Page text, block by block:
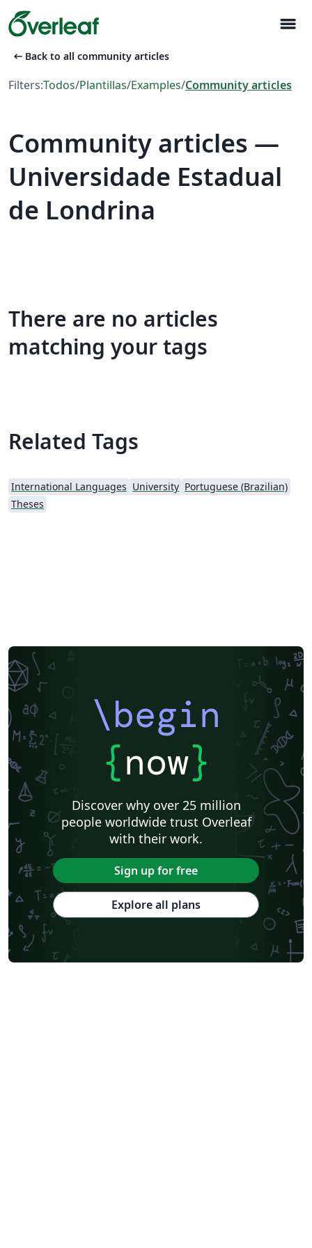
menu
arrow_left_alt Back to all community articles
Filters:Todos/Plantillas/Examples/Community articles
Community articles —
Universidade Estadual
de Londrina
There are no articles
matching your tags
Related Tags
International Languages University Portuguese (Brazilian)
Theses
\begin
{now}
Discover why over 25 million
people worldwide trust Overleaf
with their work.
Sign up for free
Explore all plans